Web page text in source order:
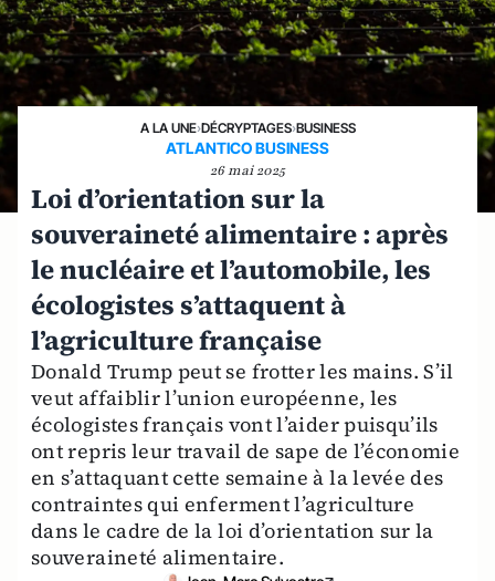
A LA UNE›DÉCRYPTAGES›BUSINESS
ATLANTICO BUSINESS
26 mai 2025
Loi d’orientation sur la
souveraineté alimentaire : après
le nucléaire et l’automobile, les
écologistes s’attaquent à
l’agriculture française
Donald Trump peut se frotter les mains. S’il
veut affaiblir l’union européenne, les
écologistes français vont l’aider puisqu’ils
ont repris leur travail de sape de l’économie
en s’attaquant cette semaine à la levée des
contraintes qui enferment l’agriculture
dans le cadre de la loi d’orientation sur la
souveraineté alimentaire.